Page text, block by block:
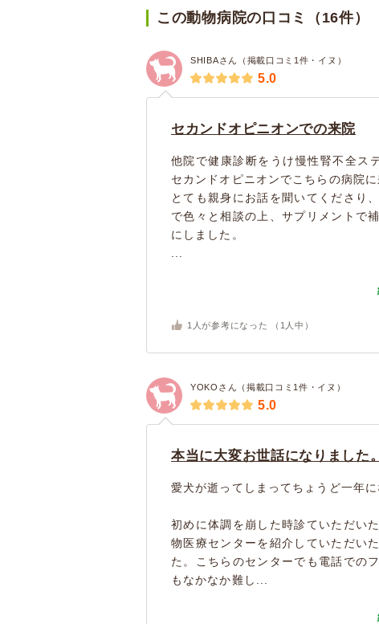
この動物病院の口コミ（16件）
SHIBAさん（掲載口コミ1件・イヌ）
5.0
セカンドオピニオンでの来院
他院で健康診断をうけ慢性腎不全ス
セカンドオピニオンでこちらの病院に
とても親身にお話を聞いてくださり
で色々と相談の上、サプリメントで
にしました。
1 人が参考になった （ 1 人中）
YOKOさん（掲載口コミ1件・イヌ）
5.0
本当に大変お世話になりました。
愛犬が逝ってしまってちょうど一年に
初めに体調を崩した時診ていただい
物医療センターを紹介していただい
た。こちらのセンターでも電話での
もなかなか難し...